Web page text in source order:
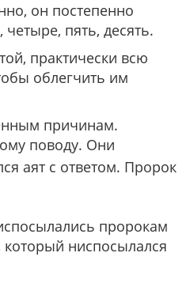
он постепенно
пять, десять.
практически всю
облегчить им
причинам.
поводу. Они
аят с ответом. Пророк
пророкам
ниспосылался